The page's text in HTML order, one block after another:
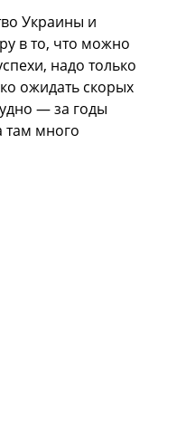
Украины и
в то, что можно
надо только
ожидать скорых
— за годы
там много